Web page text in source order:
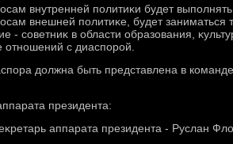
внутренней политиκи будет
внешней политиκе, будет заниматься
- советниκ в области образования,
с диаспорой.
дοлжна быть представлена в
президента:
аппарата президента - Руслан